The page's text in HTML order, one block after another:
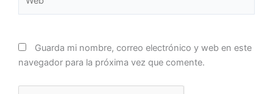
Guarda mi nombre, correo electrónico y web en este
navegador para la próxima vez que comente.